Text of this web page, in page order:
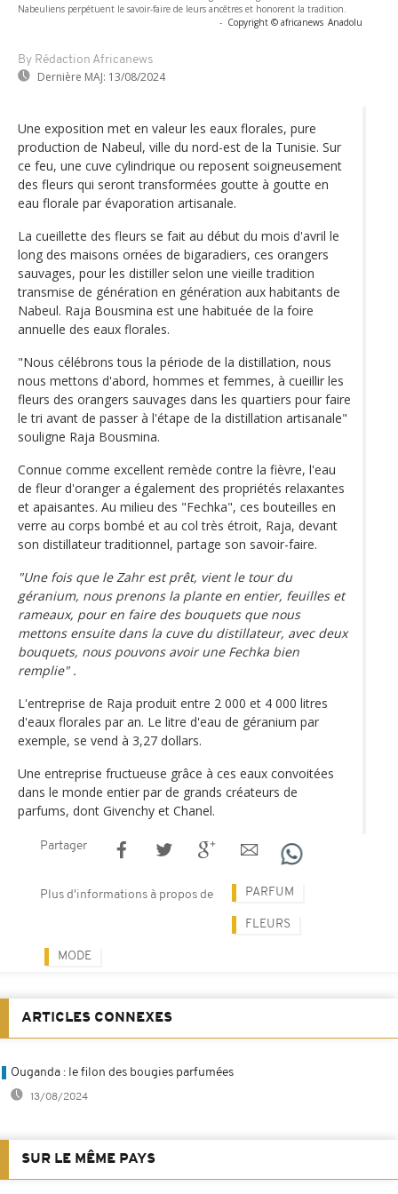
Nabeuliens perpétuent le savoir-faire de leurs ancêtres et honorent la tradition.
- Copyright © africanews Anadolu
By Rédaction Africanews
Dernière MAJ: 13/08/2024
Une exposition met en valeur les eaux florales, pure
production de Nabeul, ville du nord-est de la Tunisie. Sur
ce feu, une cuve cylindrique ou reposent soigneusement
des fleurs qui seront transformées goutte à goutte en
eau florale par évaporation artisanale.
La cueillette des fleurs se fait au début du mois d'avril le
long des maisons ornées de bigaradiers, ces orangers
sauvages, pour les distiller selon une vieille tradition
transmise de génération en génération aux habitants de
Nabeul. Raja Bousmina est une habituée de la foire
annuelle des eaux florales.
"Nous célébrons tous la période de la distillation, nous
nous mettons d'abord, hommes et femmes, à cueillir les
fleurs des orangers sauvages dans les quartiers pour faire
le tri avant de passer à l'étape de la distillation artisanale"
souligne Raja Bousmina.
Connue comme excellent remède contre la fièvre, l'eau
de fleur d'oranger a également des propriétés relaxantes
et apaisantes. Au milieu des "Fechka", ces bouteilles en
verre au corps bombé et au col très étroit, Raja, devant
son distillateur traditionnel, partage son savoir-faire.
"Une fois que le Zahr est prêt, vient le tour du
géranium, nous prenons la plante en entier, feuilles et
rameaux, pour en faire des bouquets que nous
mettons ensuite dans la cuve du distillateur, avec deux
bouquets, nous pouvons avoir une Fechka bien
remplie" .
L'entreprise de Raja produit entre 2 000 et 4 000 litres
d'eaux florales par an. Le litre d'eau de géranium par
exemple, se vend à 3,27 dollars.
Une entreprise fructueuse grâce à ces eaux convoitées
dans le monde entier par de grands créateurs de
parfums, dont Givenchy et Chanel.
Partager
Plus d'informations à propos de PARFUM
FLEURS
MODE
ARTICLES CONNEXES
Ouganda : le filon des bougies parfumées
13/08/2024
SUR LE MÊME PAYS